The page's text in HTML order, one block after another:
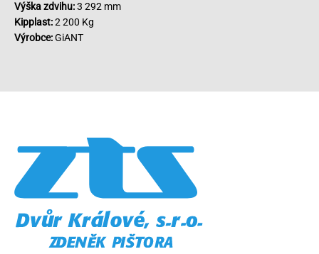
Výška zdvihu:3 292 mm
Kipplast:2 200 Kg
Výrobce:GiANT